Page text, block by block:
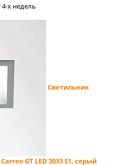
4-x недель
Светильник
GT LED 3033 S1, серый